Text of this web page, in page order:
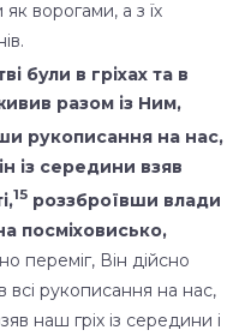
ворогами, а з їх
були в гріхах та в
разом із Ним,
рукописання на нас,
із середини взяв
15 роззброївши влади
посміховисько,
переміг, Він дійсно
всі рукописання на нас,
наш гріх із середини і